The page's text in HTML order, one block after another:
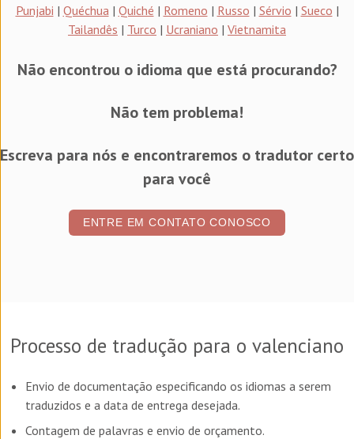
Punjabi | Quéchua | Quiché | Romeno | Russo | Sérvio | Sueco |
Tailandês | Turco | Ucraniano | Vietnamita
Não encontrou o idioma que está procurando?
Não tem problema!
Escreva para nós e encontraremos o tradutor certo
para você
ENTRE EM CONTATO CONOSCO
Processo de tradução para o valenciano
Envio de documentação especificando os idiomas a serem
traduzidos e a data de entrega desejada.
Contagem de palavras e envio de orçamento.